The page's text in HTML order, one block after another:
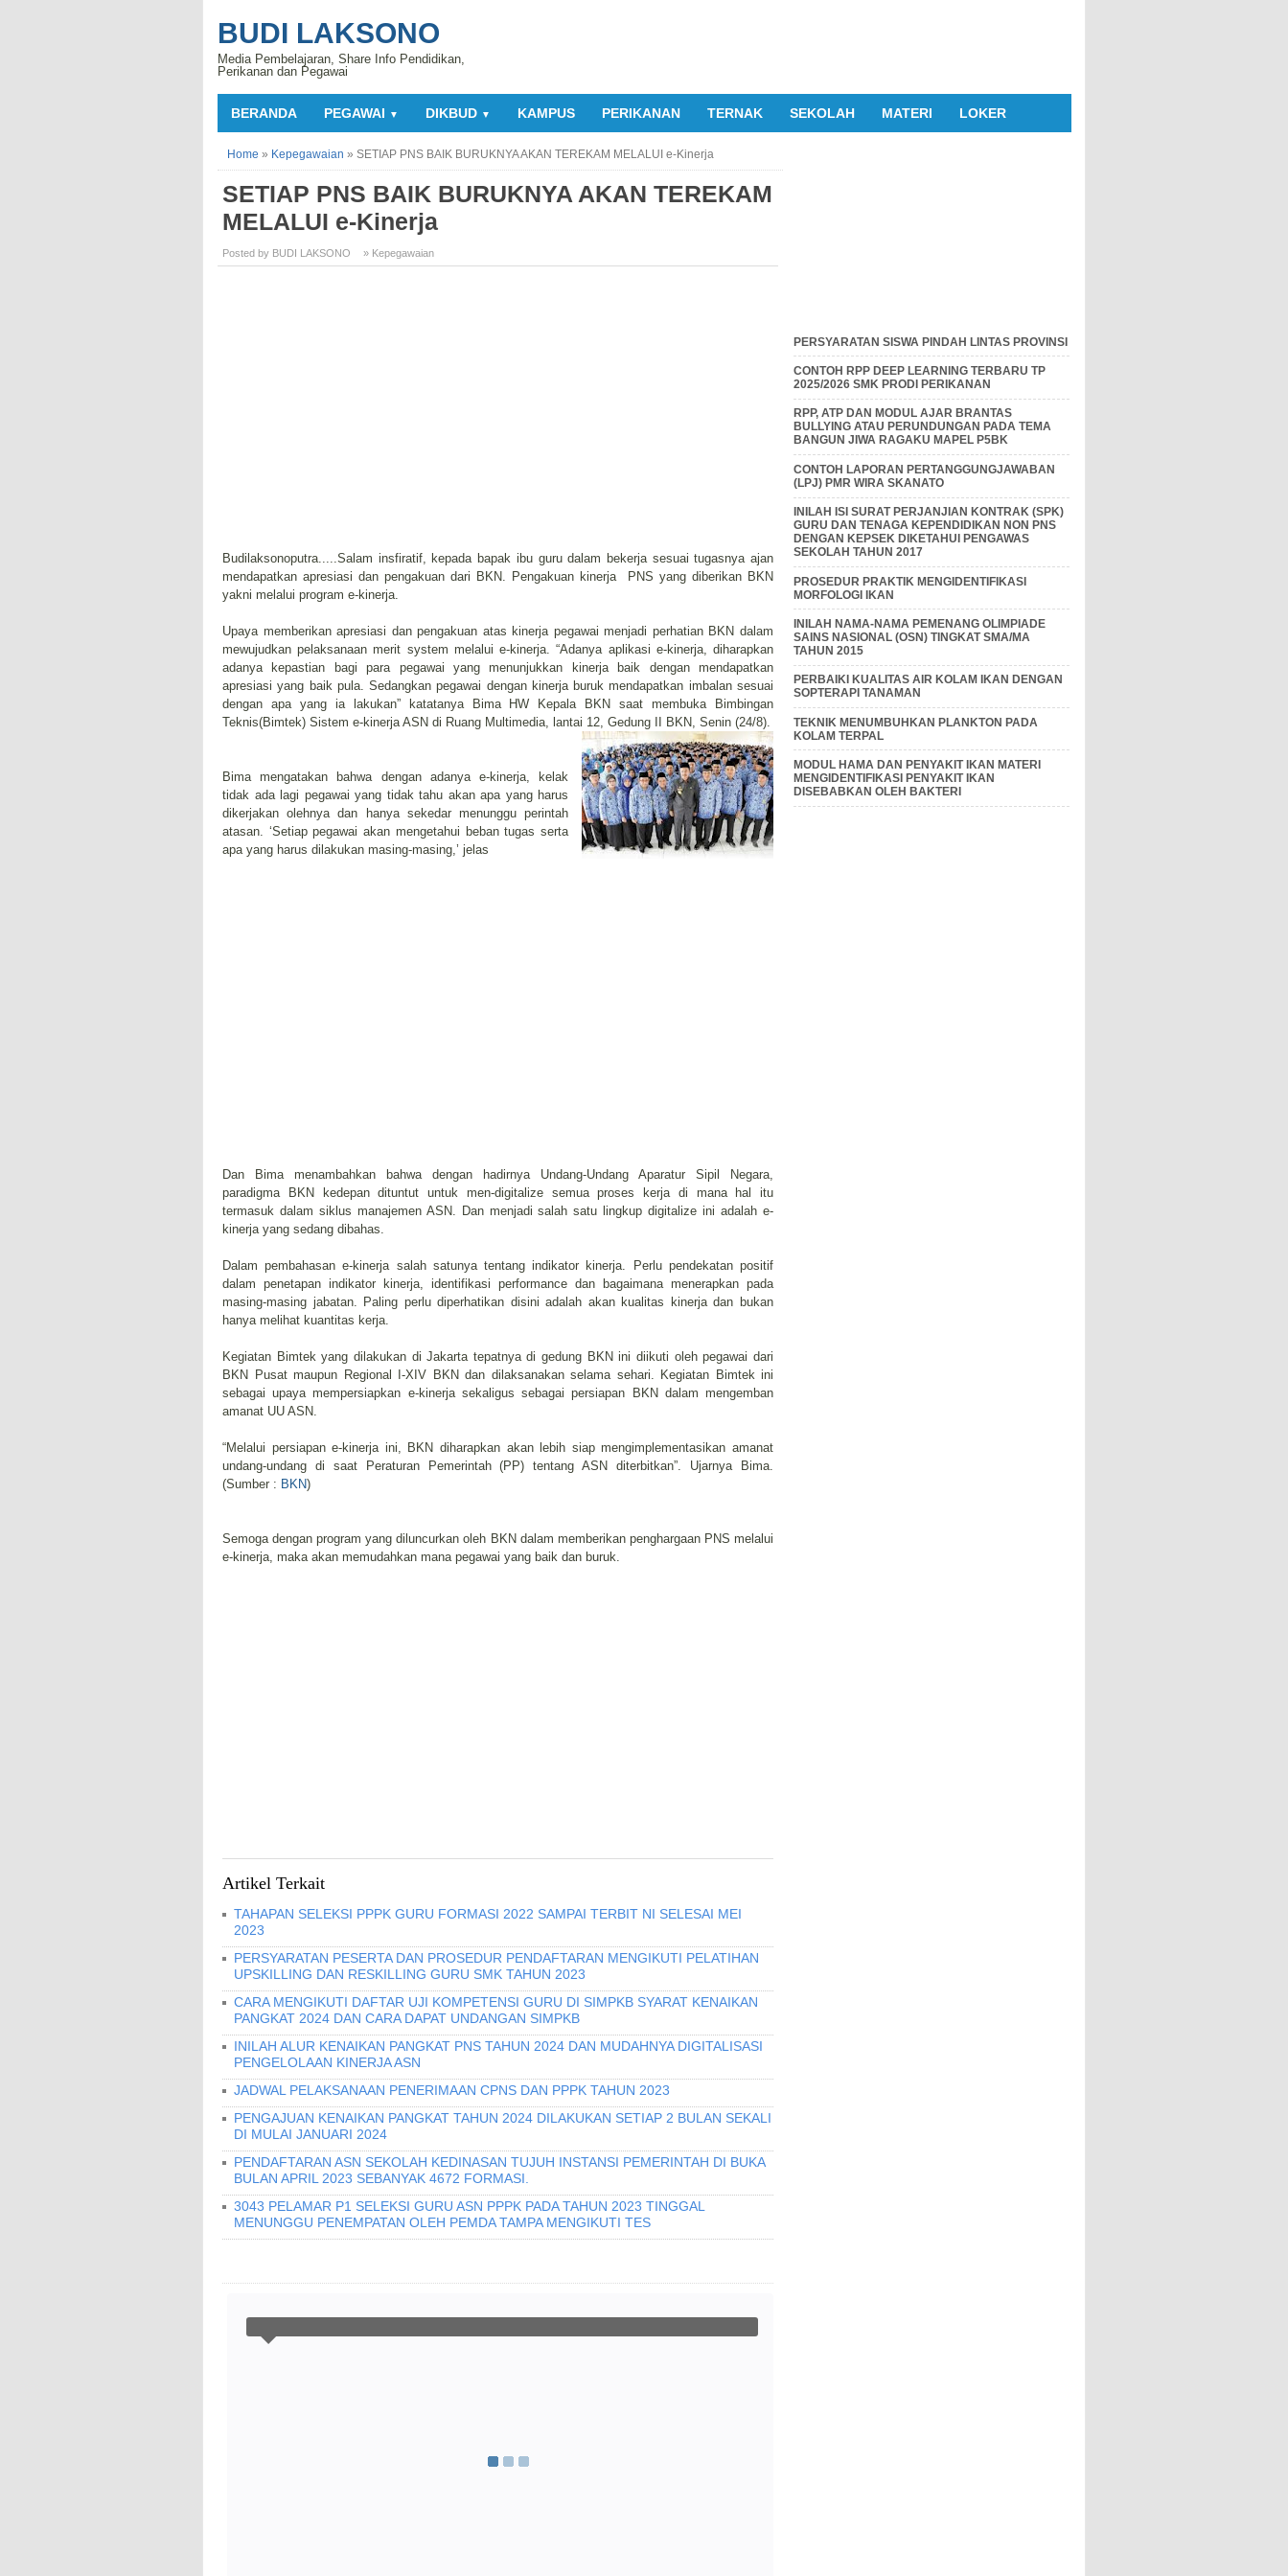
BUDI LAKSONO
Media Pembelajaran, Share Info Pendidikan,
Perikanan dan Pegawai
BERANDA PEGAWAI ▼ DIKBUD ▼ KAMPUS PERIKANAN TERNAK SEKOLAH MATERI LOKER
Home » Kepegawaian » SETIAP PNS BAIK BURUKNYA AKAN TEREKAM MELALUI e-Kinerja
SETIAP PNS BAIK BURUKNYA AKAN TEREKAM
MELALUI e-Kinerja
Posted by BUDI LAKSONO » Kepegawaian
Budilaksonoputra.....Salam insfiratif, kepada bapak ibu guru dalam bekerja sesuai tugasnya ajan
mendapatkan apresiasi dan pengakuan dari BKN. Pengakuan kinerja PNS yang diberikan BKN
yakni melalui program e-kinerja.
Upaya memberikan apresiasi dan pengakuan atas kinerja pegawai menjadi perhatian BKN dalam
mewujudkan pelaksanaan merit system melalui e-kinerja. “Adanya aplikasi e-kinerja, diharapkan
adanya kepastian bagi para pegawai yang menunjukkan kinerja baik dengan mendapatkan
apresiasi yang baik pula. Sedangkan pegawai dengan kinerja buruk mendapatkan imbalan sesuai
dengan apa yang ia lakukan” katatanya Bima HW Kepala BKN saat membuka Bimbingan
Teknis(Bimtek) Sistem e-kinerja ASN di Ruang Multimedia, lantai 12, Gedung II BKN, Senin (24/8).
Bima mengatakan bahwa dengan adanya e-kinerja, kelak
tidak ada lagi pegawai yang tidak tahu akan apa yang harus
dikerjakan olehnya dan hanya sekedar menunggu perintah
atasan. ‘Setiap pegawai akan mengetahui beban tugas serta
apa yang harus dilakukan masing-masing,’ jelas
Dan Bima menambahkan bahwa dengan hadirnya Undang-Undang Aparatur Sipil Negara,
paradigma BKN kedepan dituntut untuk men-digitalize semua proses kerja di mana hal itu
termasuk dalam siklus manajemen ASN. Dan menjadi salah satu lingkup digitalize ini adalah e-
kinerja yang sedang dibahas.
Dalam pembahasan e-kinerja salah satunya tentang indikator kinerja. Perlu pendekatan positif
dalam penetapan indikator kinerja, identifikasi performance dan bagaimana menerapkan pada
masing-masing jabatan. Paling perlu diperhatikan disini adalah akan kualitas kinerja dan bukan
hanya melihat kuantitas kerja.
Kegiatan Bimtek yang dilakukan di Jakarta tepatnya di gedung BKN ini diikuti oleh pegawai dari
BKN Pusat maupun Regional I-XIV BKN dan dilaksanakan selama sehari. Kegiatan Bimtek ini
sebagai upaya mempersiapkan e-kinerja sekaligus sebagai persiapan BKN dalam mengemban
amanat UU ASN.
“Melalui persiapan e-kinerja ini, BKN diharapkan akan lebih siap mengimplementasikan amanat
undang-undang di saat Peraturan Pemerintah (PP) tentang ASN diterbitkan”. Ujarnya Bima.
(Sumber : BKN)
Semoga dengan program yang diluncurkan oleh BKN dalam memberikan penghargaan PNS melalui
e-kinerja, maka akan memudahkan mana pegawai yang baik dan buruk.
Artikel Terkait
TAHAPAN SELEKSI PPPK GURU FORMASI 2022 SAMPAI TERBIT NI SELESAI MEI
2023
PERSYARATAN PESERTA DAN PROSEDUR PENDAFTARAN MENGIKUTI PELATIHAN
UPSKILLING DAN RESKILLING GURU SMK TAHUN 2023
CARA MENGIKUTI DAFTAR UJI KOMPETENSI GURU DI SIMPKB SYARAT KENAIKAN
PANGKAT 2024 DAN CARA DAPAT UNDANGAN SIMPKB
INILAH ALUR KENAIKAN PANGKAT PNS TAHUN 2024 DAN MUDAHNYA DIGITALISASI
PENGELOLAAN KINERJA ASN
JADWAL PELAKSANAAN PENERIMAAN CPNS DAN PPPK TAHUN 2023
PENGAJUAN KENAIKAN PANGKAT TAHUN 2024 DILAKUKAN SETIAP 2 BULAN SEKALI
DI MULAI JANUARI 2024
PENDAFTARAN ASN SEKOLAH KEDINASAN TUJUH INSTANSI PEMERINTAH DI BUKA
BULAN APRIL 2023 SEBANYAK 4672 FORMASI.
3043 PELAMAR P1 SELEKSI GURU ASN PPPK PADA TAHUN 2023 TINGGAL
MENUNGGU PENEMPATAN OLEH PEMDA TAMPA MENGIKUTI TES
PERSYARATAN SISWA PINDAH LINTAS PROVINSI
CONTOH RPP DEEP LEARNING TERBARU TP
2025/2026 SMK PRODI PERIKANAN
RPP, ATP DAN MODUL AJAR BRANTAS
BULLYING ATAU PERUNDUNGAN PADA TEMA
BANGUN JIWA RAGAKU MAPEL P5BK
CONTOH LAPORAN PERTANGGUNGJAWABAN
(LPJ) PMR WIRA SKANATO
INILAH ISI SURAT PERJANJIAN KONTRAK (SPK)
GURU DAN TENAGA KEPENDIDIKAN NON PNS
DENGAN KEPSEK DIKETAHUI PENGAWAS
SEKOLAH TAHUN 2017
PROSEDUR PRAKTIK MENGIDENTIFIKASI
MORFOLOGI IKAN
INILAH NAMA-NAMA PEMENANG OLIMPIADE
SAINS NASIONAL (OSN) TINGKAT SMA/MA
TAHUN 2015
PERBAIKI KUALITAS AIR KOLAM IKAN DENGAN
SOPTERAPI TANAMAN
TEKNIK MENUMBUHKAN PLANKTON PADA
KOLAM TERPAL
MODUL HAMA DAN PENYAKIT IKAN MATERI
MENGIDENTIFIKASI PENYAKIT IKAN
DISEBABKAN OLEH BAKTERI